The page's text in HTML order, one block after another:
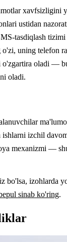
xavfsizligini
ustidan
tasdiqlash tizimi
o'zi, uning telefon
o'zgartira oladi —
oladi.
ishlarni izchil
mexanizmi —
bo'lsa, izohlarda
sinab ko'ring.